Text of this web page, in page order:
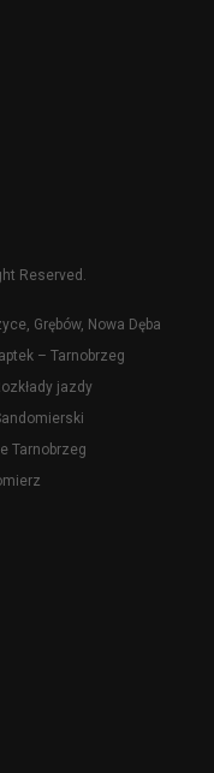
Reserved.
Grębów, Nowa Dęba
– Tarnobrzeg
jazdy
Tarnobrzeg